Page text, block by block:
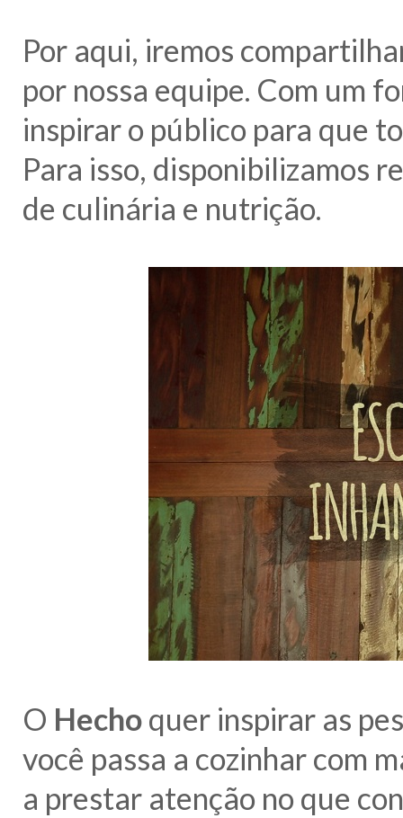
Por aqui, iremos
por nossa equipe. Com um
inspirar o público para que
Para isso, disponibilizamos
de culinária e nutrição.
O Hechoquer inspirar as
você passa a cozinhar com
a prestar atenção no que